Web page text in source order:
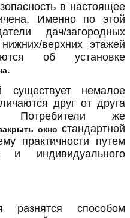
в настоящее
Именно по этой
дач/загородных
верхних этажей
об установке
.
существует немалое
друг от друга
Потребители же
окностандартной
практичности путем
и индивидуального
разнятся способом